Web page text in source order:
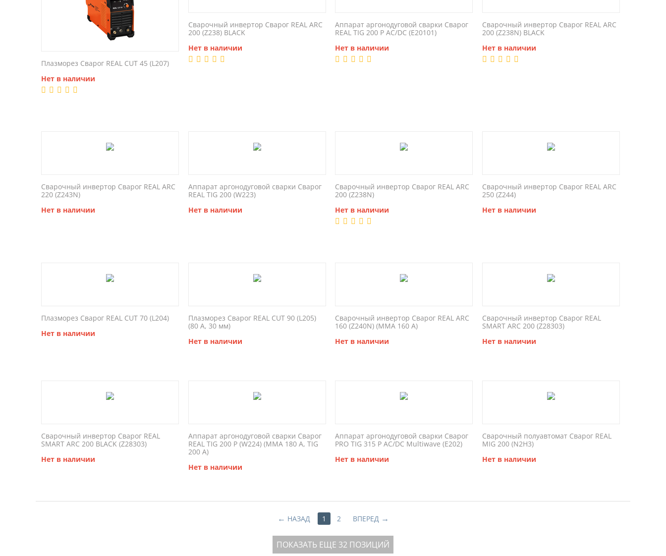
Плазморез Сварог REAL CUT 45 (L207)
Нет в наличии
Сварочный инвертор Сварог REAL ARC
200 (Z238) BLACK
Нет в наличии
Аппарат аргонодуговой сварки Сварог
REAL TIG 200 P AC/DC (E20101)
Нет в наличии
Сварочный инвертор Сварог REAL ARC
200 (Z238N) BLACK
Нет в наличии
Сварочный инвертор Сварог REAL ARC
220 (Z243N)
Нет в наличии
Аппарат аргонодуговой сварки Сварог
REAL TIG 200 (W223)
Нет в наличии
Сварочный инвертор Сварог REAL ARC
200 (Z238N)
Нет в наличии
Сварочный инвертор Сварог REAL ARC
250 (Z244)
Нет в наличии
Плазморез Сварог REAL CUT 70 (L204)
Нет в наличии
Плазморез Сварог REAL CUT 90 (L205)
(80 А, 30 мм)
Нет в наличии
Сварочный инвертор Сварог REAL ARC
160 (Z240N) (MMA 160 А)
Нет в наличии
Сварочный инвертор Сварог REAL
SMART ARC 200 (Z28303)
Нет в наличии
Сварочный инвертор Сварог REAL
SMART ARC 200 BLACK (Z28303)
Нет в наличии
Аппарат аргонодуговой сварки Сварог
REAL TIG 200 P (W224) (MMA 180 А, TIG
200 А)
Нет в наличии
Аппарат аргонодуговой сварки Сварог
PRO TIG 315 P AC/DC Multiwave (E202)
Нет в наличии
Сварочный полуавтомат Сварог REAL
MIG 200 (N2H3)
Нет в наличии
НАЗАД 1 2 ВПЕРЕД
ПОКАЗАТЬ ЕЩЕ 32 ПОЗИЦИЙ